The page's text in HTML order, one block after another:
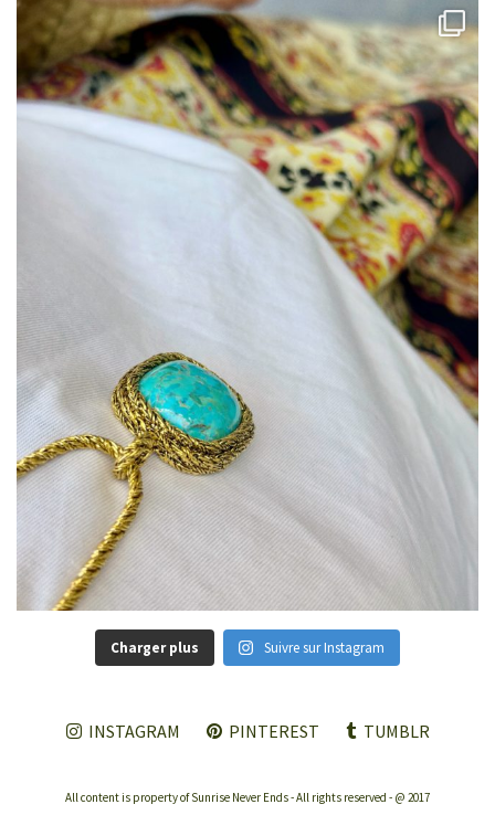
Charger plus Suivre sur Instagram
INSTAGRAM PINTEREST TUMBLR
All content is property of Sunrise Never Ends - All rights reserved - @ 2017